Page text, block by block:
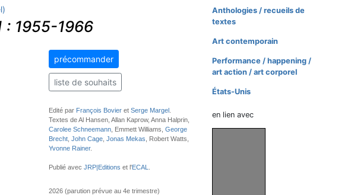
: 1955-1966
précommander
liste de souhaits
Edité par François Bovieret Serge Margel.
Textes de Al Hansen, Allan Kaprow, Anna Halprin,
Carolee Schneemann, Emmett Williams, George
Brecht, John Cage, Jonas Mekas , Robert Watts,
Yvonne Rainer.
Publié avec JRP|Editions et l'ECAL
2026 (parution prévue au 4e trimestre)
Anthologies / recueils de
textes
Art contemporain
Performance / happening /
art action / art corporel
États-Unis
en lien avec